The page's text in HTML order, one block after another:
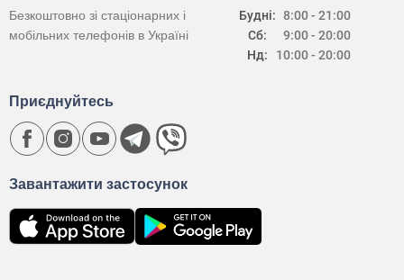
Будні:
Сб:
Нд:
8:00 - 21:00
9:00 - 20:00
10:00 - 20:00
Безкоштовно зі стаціонарних і
мобільних телефонів в Україні
Завантажити застосунок
Приєднуйтесь